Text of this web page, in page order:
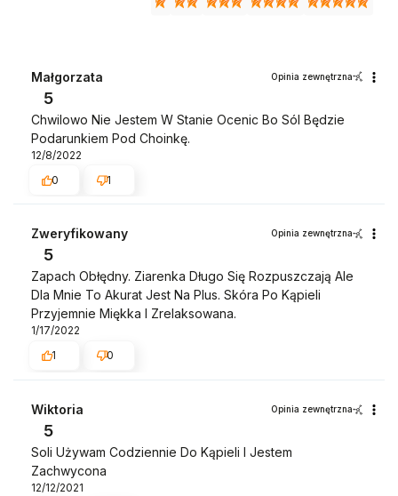
Małgorzata Opinia zewnętrzna
5
Chwilowo Nie Jestem W Stanie Ocenic Bo Sól Będzie
Podarunkiem Pod Choinkę.
12/8/2022
0
1
Zweryfikowany Opinia zewnętrzna
5
Zapach Obłędny. Ziarenka Długo Się Rozpuszczają Ale
Dla Mnie To Akurat Jest Na Plus. Skóra Po Kąpieli
Przyjemnie Miękka I Zrelaksowana.
1/17/2022
1
0
Wiktoria Opinia zewnętrzna
5
Soli Używam Codziennie Do Kąpieli I Jestem
Zachwycona
12/12/2021